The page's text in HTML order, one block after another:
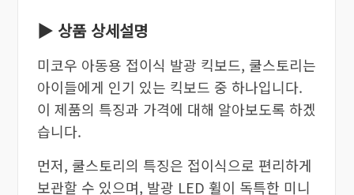
▶ 상품 상세설명
미코우 아동용 접이식 발광 킥보드, 쿨스토리는
아이들에게 인기 있는 킥보드 중 하나입니다.
이 제품의 특징과 가격에 대해 알아보도록 하겠
습니다.
먼저, 쿨스토리의 특징은 접이식으로 편리하게
보관할 수 있으며, 발광 LED 휠이 독특한 미니